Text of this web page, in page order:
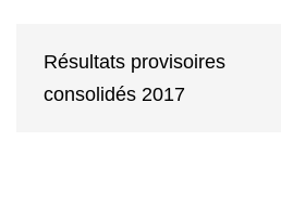
Résultats provisoires
consolidés 2017